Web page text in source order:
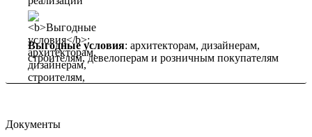
Выгодные условия: архитекторам, дизайнерам,
строителям, девелоперам и розничным покупателям
Документы